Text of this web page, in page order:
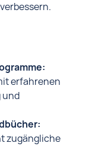
erfahrenen
und
zugängliche